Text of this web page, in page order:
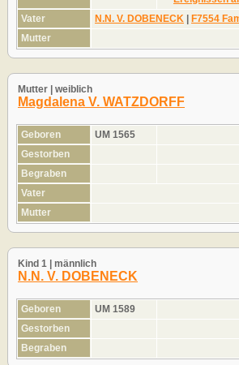
Vater N.N. V. DOBENECK
F7554
Mutter
Mutter | weiblich
Magdalena V. WATZDORFF
Geboren
UM 1565
Gestorben
Begraben
Vater
Mutter
Kind 1 | männlich
N.N. V. DOBENECK
Geboren
UM 1589
Gestorben
Begraben